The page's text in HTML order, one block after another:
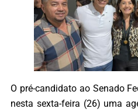
O pré-candidato ao Senado
nesta sexta-feira (26) uma